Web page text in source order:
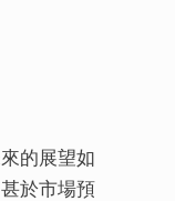
的展望如
於市場預